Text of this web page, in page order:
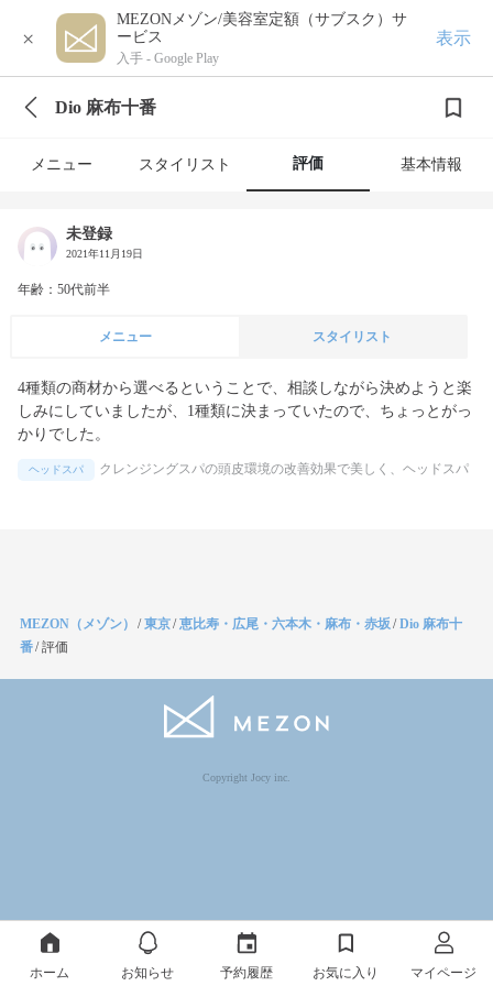
×
MEZONメゾン/美容室定額（サブスク）サ
ービス
入手 - Google Play
表示
Dio 麻布十番
メニュー スタイリスト 評価 基本情報
未登録
2021年11月19日
年齢：50代前半
メニュー スタイリスト
4種類の商材から選べるということで、相談しながら決めようと楽
しみにしていましたが、1種類に決まっていたので、ちょっとがっ
かりでした。
ヘッドスパ クレンジングスパの頭皮環境の改善効果で美しく、ヘッドスパ
MEZON（メゾン） /東京/恵比寿・広尾・六本木・麻布・赤坂/Dio 麻布十
番/評価
Copyright Jocy inc.
ホーム お知らせ 予約履歴 お気に入り マイページ